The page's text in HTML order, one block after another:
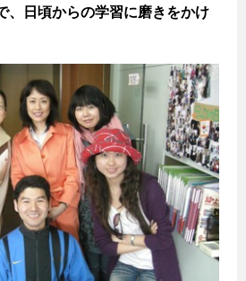
、日頃からの学習に磨きをかけ